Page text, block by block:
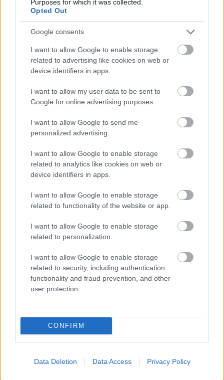
Purposes for which it was collected.
Opted Out
Google consents
I want to allow Google to enable storage
related to advertising like cookies on web or
device identifiers in apps.
I want to allow my user data to be sent to
Google for online advertising purposes.
I want to allow Google to send me
personalized advertising.
I want to allow Google to enable storage
related to analytics like cookies on web or
device identifiers in apps.
I want to allow Google to enable storage
related to functionality of the website or app.
I want to allow Google to enable storage
related to personalization.
I want to allow Google to enable storage
related to security, including authentication
functionality and fraud prevention, and other
user protection.
CONFIRM
Data Deletion Data Access Privacy Policy
ÉLETMÓD,VICCEK
Igazság
LEGÚJABB POSZTOK: